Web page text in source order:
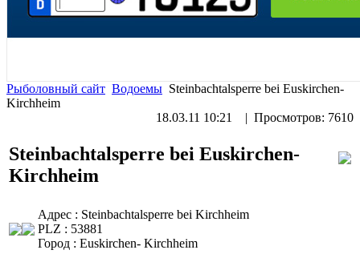
Рыболовный сайт Водоемы Steinbachtalsperre bei Euskirchen-
Kirchheim
18.03.11 10:21
| Просмотров: 7610
Steinbachtalsperre bei Euskirchen-
Kirchheim
Адрес : Steinbachtalsperre bei Kirchheim
PLZ : 53881
Город : Euskirchen- Kirchheim